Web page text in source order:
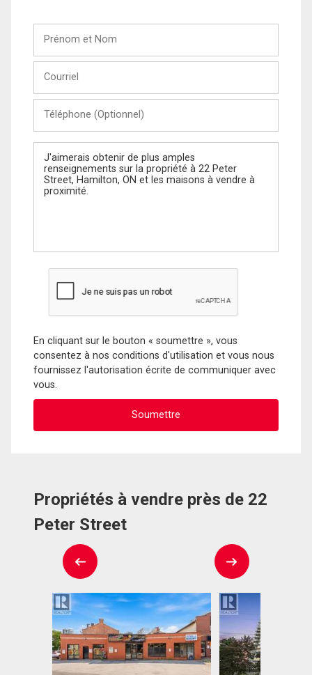
Nom
(Optionnel)
Message
En cliquant sur le bouton « soumettre », vous
consentez à nos conditions d'utilisation et vous nous
fournissez l'autorisation écrite de communiquer avec
vous.
Propriétés à vendre près de 22
Peter Street